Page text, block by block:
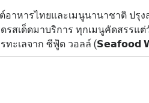
อาหารไทยและเมนูนานาชาติ ปรุ
รสเด็ดมาบริการ ทุกเมนูคัดสรรแ
ะเลจาก ซีฟู้ด วอลล์ (𝗦𝗲𝗮𝗳𝗼𝗼𝗱
ไม่ว่าจะเป็นเนื้อหมู เนื้
ด้ตามใจชอบและปรุงสดใหม่เสิร์ฟร้